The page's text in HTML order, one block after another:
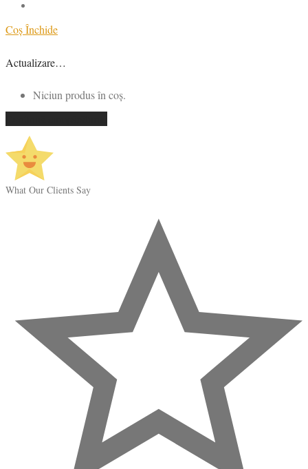
CoșÎnchide
Actualizare…
Niciun produs în coș.
What Our Clients Say